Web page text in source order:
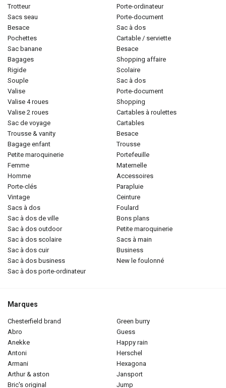
trotteur
sacs seau
besace
pochettes
sac banane
bagages
rigide
souple
valise
valise 4 roues
valise 2 roues
sac de voyage
trousse & vanity
bagage enfant
petite maroquinerie
femme
homme
porte-clés
vintage
sacs à dos
sac à dos de ville
sac à dos outdoor
sac à dos scolaire
sac à dos cuir
sac à dos business
sac à dos porte-ordinateur
porte-ordinateur
porte-document
sac à dos
cartable / serviette
besace
shopping affaire
scolaire
sac à dos
porte-document
shopping
cartables à roulettes
cartables
besace
trousse
portefeuille
maternelle
accessoires
parapluie
ceinture
foulard
bons plans
petite maroquinerie
sacs à main
business
new le foulonné
Marques
chesterfield brand
abro
anekke
antoni
armani
arthur & aston
bric's original
green burry
guess
happy rain
herschel
hexagona
jansport
jump